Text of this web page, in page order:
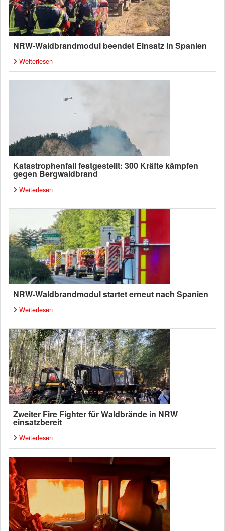
NRW-Waldbrandmodul beendet Einsatz in Spanien
Weiterlesen
Katastrophenfall festgestellt: 300 Kräfte kämpfen
gegen Bergwaldbrand
Weiterlesen
NRW-Waldbrandmodul startet erneut nach Spanien
Weiterlesen
Zweiter Fire Fighter für Waldbrände in NRW
einsatzbereit
Weiterlesen